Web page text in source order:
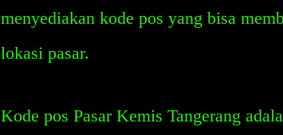
menyediakan kode pos yang bisa
lokasi pasar.
Kode pos Pasar Kemis Tangerang